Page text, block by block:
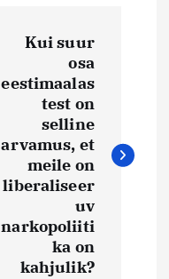
Kui suur
osa
eestimaalas
test on
selline
arvamus, et
meile on
liberaliseer
uv
narkopoliiti
ka on
kahjulik?